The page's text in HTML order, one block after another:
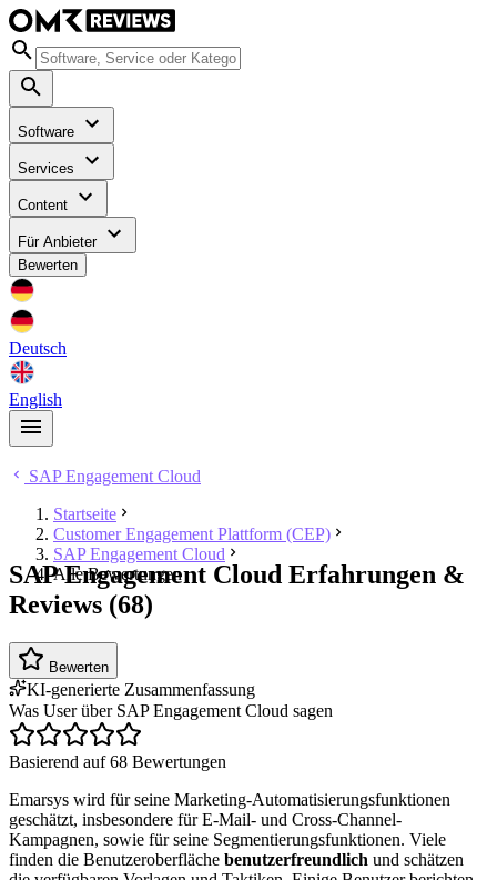
Software
Services
Content
Für Anbieter
Bewerten
Deutsch
English
SAP Engagement Cloud
Startseite
Customer Engagement Plattform (CEP)
SAP Engagement Cloud
Alle Bewertungen
SAP Engagement Cloud Erfahrungen &
Reviews (68)
Bewerten
KI-generierte Zusammenfassung
Was User über SAP Engagement Cloud sagen
Basierend auf 68 Bewertungen
Emarsys wird für seine Marketing-Automatisierungsfunktionen
geschätzt, insbesondere für E-Mail- und Cross-Channel-
Kampagnen, sowie für seine Segmentierungsfunktionen. Viele
finden die Benutzeroberfläche benutzerfreundlich und schätzen